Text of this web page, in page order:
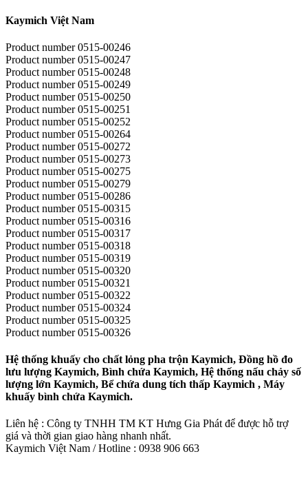
Kaymich Việt Nam
Product number 0515-00246
Product number 0515-00247
Product number 0515-00248
Product number 0515-00249
Product number 0515-00250
Product number 0515-00251
Product number 0515-00252
Product number 0515-00264
Product number 0515-00272
Product number 0515-00273
Product number 0515-00275
Product number 0515-00279
Product number 0515-00286
Product number 0515-00315
Product number 0515-00316
Product number 0515-00317
Product number 0515-00318
Product number 0515-00319
Product number 0515-00320
Product number 0515-00321
Product number 0515-00322
Product number 0515-00324
Product number 0515-00325
Product number 0515-00326
Hệ thống khuấy cho chất lỏng pha trộn Kaymich, Đồng hồ đo
lưu lượng Kaymich, Bình chứa Kaymich, Hệ thống nấu chảy số
lượng lớn Kaymich, Bể chứa dung tích thấp Kaymich , Máy
khuấy bình chứa Kaymich.
Liên hệ : Công ty TNHH TM KT Hưng Gia Phát để được hỗ trợ
giá và thời gian giao hàng nhanh nhất.
Kaymich Việt Nam / Hotline : 0938 906 663